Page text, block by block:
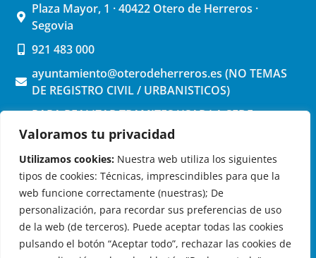
Valoramos tu privacidad
Utilizamos cookies: Nuestra web utiliza los siguientes
tipos de cookies: Técnicas, imprescindibles para que la
web funcione correctamente (nuestras); De
personalización, para recordar sus preferencias de uso
de la web (de terceros). Puede aceptar todas las cookies
pulsando el botón “Aceptar todo”, rechazar las cookies de
Plaza Mayor, 1 · 40422 Otero de Herreros ·
Segovia
921 483 000
ayuntamiento@oterodeherreros.es (NO TEMAS
DE REGISTRO CIVIL / URBANISTICOS)
PARA REALIZAR TRAMITES USAR LA SEDE
ELECTRONICA (pinchar aquí)
OTERO DE HERREROS EN LAS REDES